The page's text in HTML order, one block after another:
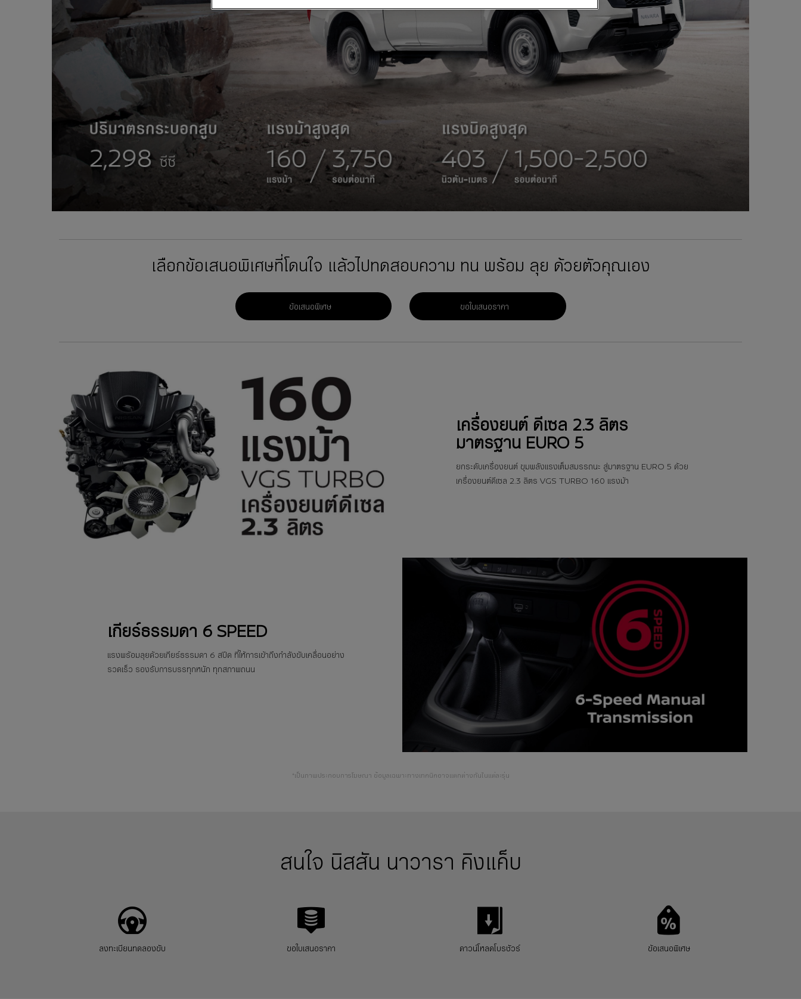
เลือกข้อเสนอพิเศษที่โดนใจ แล้วไปทดสอบความ ทน พร้อม ลุย ด้วยตัวคุณเอง
ข้อเสนอพิเศษ ขอใบเสนอราคา
เครื่องยนต์ ดีเซล 2.3 ลิตร
มาตรฐาน EURO 5
ยกระดับเครื่องยนต์ ขุมพลังแรงเต็มสมรรถนะ สู่มาตรฐาน EURO 5 ด้วย
เครื่องยนต์ดีเซล 2.3 ลิตร VGS TURBO 160 แรงม้า
เกียร์ธรรมดา 6 SPEED
แรงพร้อมลุยด้วยเกียร์ธรรมดา 6 สปีด ที่ให้การเข้าถึงกำลังขับเคลื่อนอย่าง
รวดเร็ว รองรับการบรรทุกหนัก ทุกสภาพถนน
*เป็นภาพประกอบการโฆษณา ข้อมูลเฉพาะทางเทคนิคอาจแตกต่างกันในแต่ละรุ่น
สนใจ นิสสัน นาวารา คิงแค็บ
ลงทะเบียนทดลองขับ ขอใบเสนอราคา ดาวน์โหลดโบรชัวร์ ข้อเสนอพิเศษ